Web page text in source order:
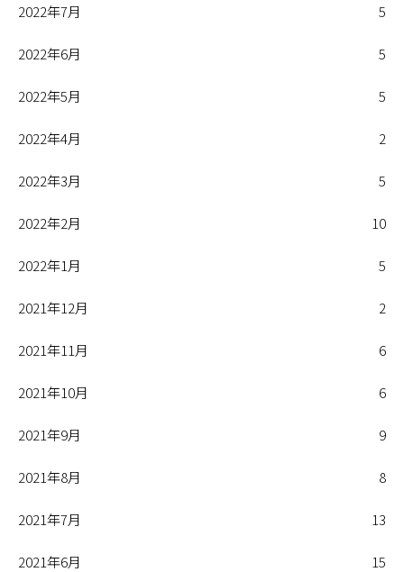
2022年7月 5
2022年6月 5
2022年5月 5
2022年4月 2
2022年3月 5
2022年2月 10
2022年1月 5
2021年12月 2
2021年11月 6
2021年10月 6
2021年9月 9
2021年8月 8
2021年7月 13
2021年6月 15